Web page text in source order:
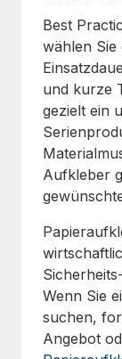
Best
wählen Sie
und kurze
gezielt ein
Aufkleber
Wenn Sie
suchen,
Angebot